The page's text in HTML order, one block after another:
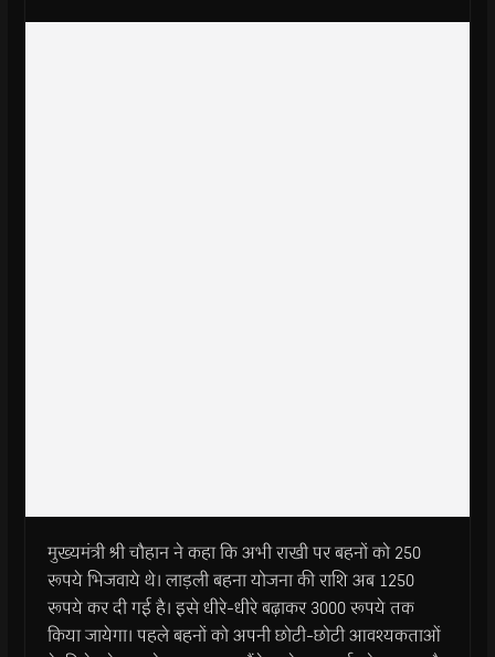
मुख्यमंत्री श्री चौहान ने कहा कि अभी राखी पर बहनों को 250
रूपये भिजवाये थे। लाड़ली बहना योजना की राशि अब 1250
रूपये कर दी गई है। इसे धीरे-धीरे बढ़ाकर 3000 रूपये तक
किया जायेगा। पहले बहनों को अपनी छोटी-छोटी आवश्यकताओं